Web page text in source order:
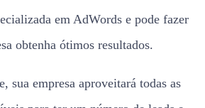
para ter um número de leads e
você não imaginava ter tão